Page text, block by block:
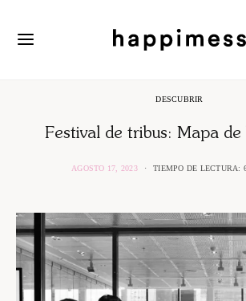
DESCUBRIR
Festival de tribus: Mapa de
AGOSTO 17, 2023 TIEMPO DE LECTURA: